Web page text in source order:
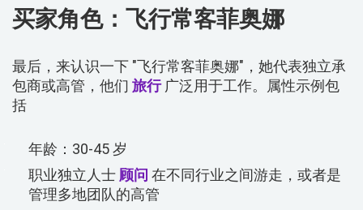
买家角色：飞行常客菲奥娜
最后，来认识一下 "飞行常客菲奥娜"，她代表独立承
包商或高管，他们 旅行广泛用于工作。属性示例包
括
年龄：30-45 岁
职业独立人士 顾问 在不同行业之间游走，或者是
管理多地团队的高管